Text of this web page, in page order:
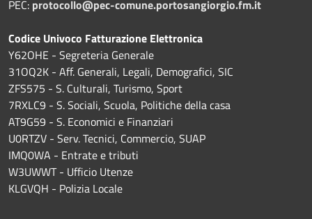
PEC: protocollo@pec-comune.portosangiorgio.fm.it
Codice Univoco Fatturazione Elettronica
Y62OHE - Segreteria Generale
31OQ2K - Aff. Generali, Legali, Demografici, SIC
ZFS575 - S. Culturali, Turismo, Sport
7RXLC9 - S. Sociali, Scuola, Politiche della casa
AT9G59 - S. Economici e Finanziari
U0RTZV - Serv. Tecnici, Commercio, SUAP
IMQ0WA - Entrate e tributi
W3UWWT - Ufficio Utenze
KLGVQH - Polizia Locale